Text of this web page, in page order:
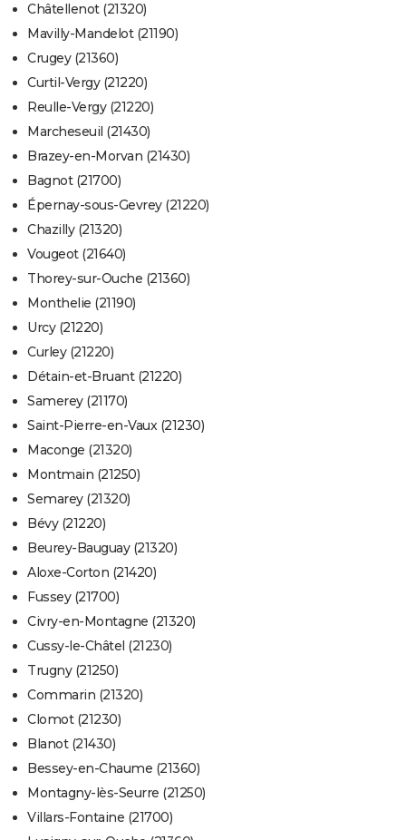
Châtellenot (21320)
Mavilly-Mandelot (21190)
Crugey (21360)
Curtil-Vergy (21220)
Reulle-Vergy (21220)
Marcheseuil (21430)
Brazey-en-Morvan (21430)
Bagnot (21700)
Épernay-sous-Gevrey (21220)
Chazilly (21320)
Vougeot (21640)
Thorey-sur-Ouche (21360)
Monthelie (21190)
Urcy (21220)
Curley (21220)
Détain-et-Bruant (21220)
Samerey (21170)
Saint-Pierre-en-Vaux (21230)
Maconge (21320)
Montmain (21250)
Semarey (21320)
Bévy (21220)
Beurey-Bauguay (21320)
Aloxe-Corton (21420)
Fussey (21700)
Civry-en-Montagne (21320)
Cussy-le-Châtel (21230)
Trugny (21250)
Commarin (21320)
Clomot (21230)
Blanot (21430)
Bessey-en-Chaume (21360)
Montagny-lès-Seurre (21250)
Villars-Fontaine (21700)